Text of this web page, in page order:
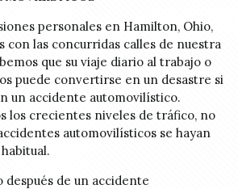
personales en Hamilton, Ohio,
con las concurridas calles de nuestra
que su viaje diario al trabajo o
puede convertirse en un desastre si
un accidente automovilístico.
los crecientes niveles de tráfico, no
automovilísticos se hayan
de un accidente